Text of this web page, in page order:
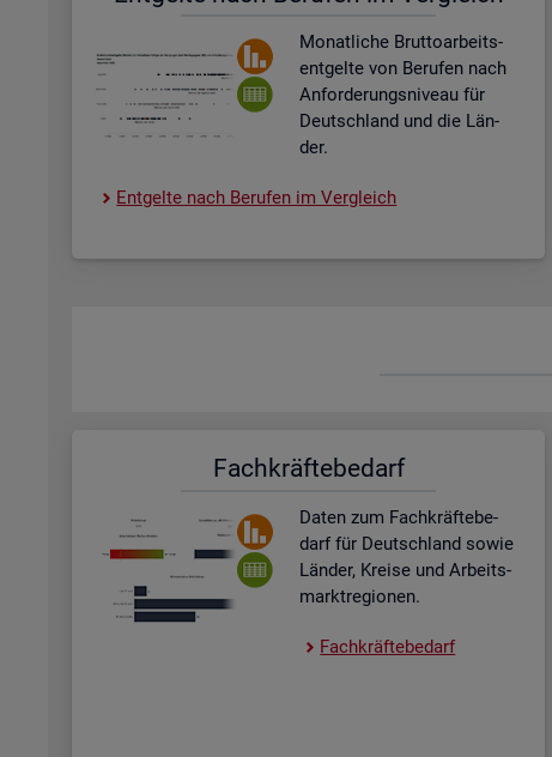
Mo­nat­li­che Brut­to­ar­beits­
ent­gel­te von Be­ru­fen nach
An­for­de­rungs­ni­veau für
Deutsch­land und die Län­
der.
Ent­gel­te nach Be­ru­fen im Ver­gleich
Fach­kräf­te­be­darf
Daten zum Fach­kräf­te­be­
darf für Deutsch­land sowie
Län­der, Krei­se und Ar­beits­
markt­re­gio­nen.
Fach­kräf­te­be­darf